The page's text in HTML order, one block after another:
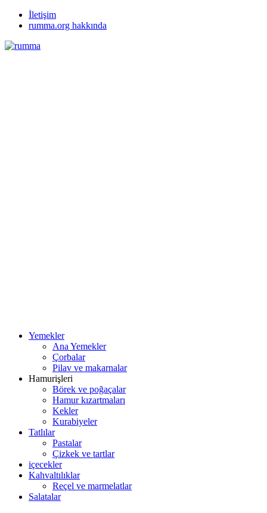
İletişim
rumma.org hakkında
Yemekler
Ana Yemekler
Çorbalar
Pilav ve makarnalar
Hamurişleri
Börek ve poğaçalar
Hamur kızartmaları
Kekler
Kurabiyeler
Tatlılar
Pastalar
Çizkek ve tartlar
içecekler
Kahvaltılıklar
Reçel ve marmelatlar
Salatalar